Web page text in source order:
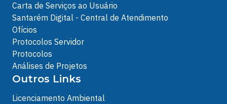
Carta de Serviços ao Usuário
Santarém Digital - Central de Atendimento
Ofícios
Protocolos Servidor
Protocolos
Análises de Projetos
Outros Links
Licenciamento Ambiental